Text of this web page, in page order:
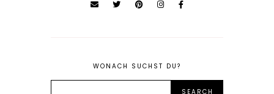
WONACH SUCHST DU?